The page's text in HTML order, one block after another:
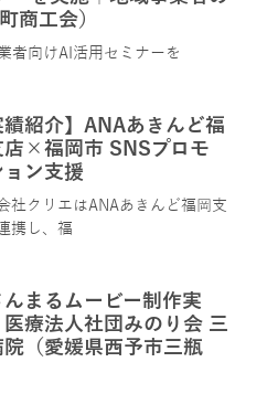
商工会）
者向けAI活用セミナーを
績紹介】ANAあきんど福
店×福岡市 SNSプロモ
ョン支援
社クリエはANAあきんど福岡支
携し、福
んまるムービー制作実
療法人社団みのり会 三
院（愛媛県西予市三瓶